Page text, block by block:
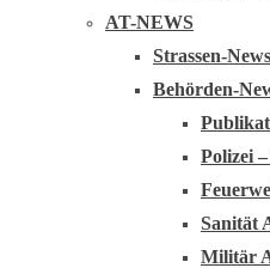
AT-NEWS
Strassen-
Behörden-
Polizei
Sanität
Militär